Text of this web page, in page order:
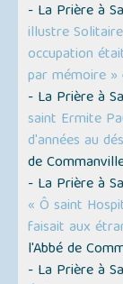
- La Prière à
illustre
occupation
par mémoire »
- La Prière à
saint Ermite
d'années au
de
- La Prière à
« Ô saint
faisait aux
l'Abbé de
- La Prière à